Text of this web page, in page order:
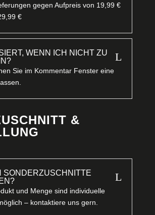
gegen Aufpreis von 19,99 €
€
WENN ICH NICHT ZU
L
Sie im Kommentar Fenster eine
&
SONDERZUSCHNITTE
L
und Menge sind individuelle
– kontaktiere uns gern.